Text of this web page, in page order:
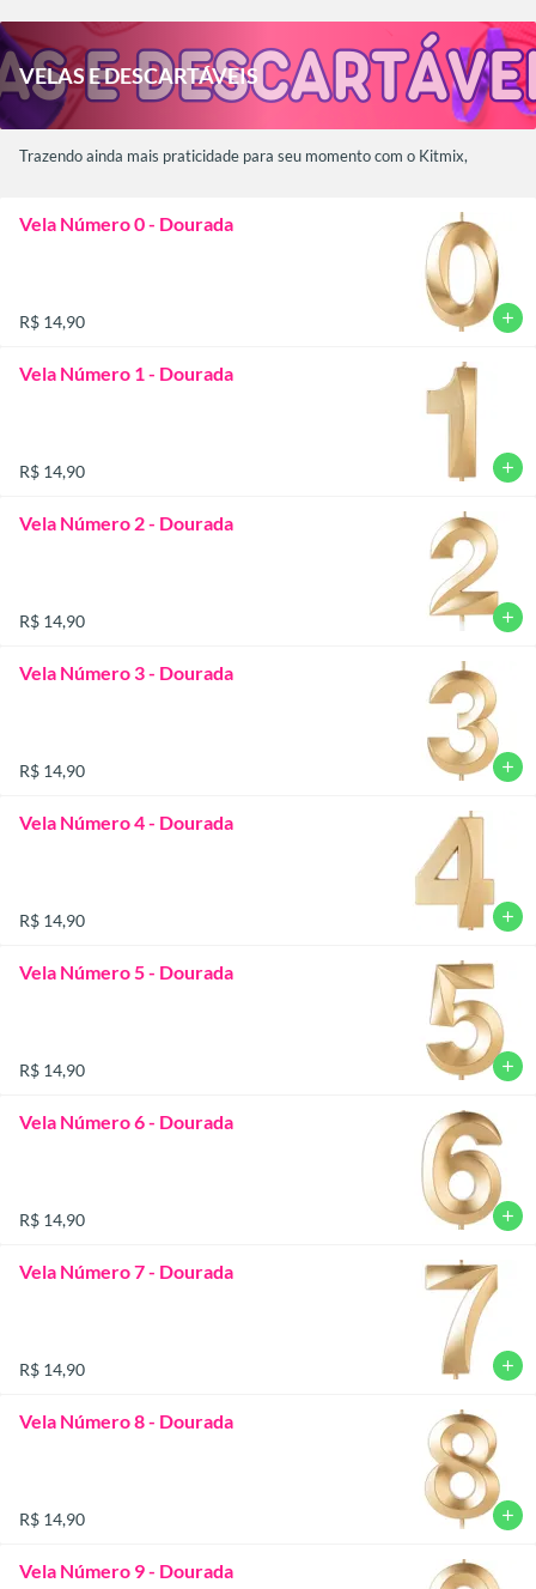
VELAS E DESCARTÁVEIS
Trazendo ainda mais praticidade para seu momento com o Kitmix,
Vela Número 0 - Dourada
R$ 14,90 add
Vela Número 1 - Dourada
R$ 14,90 add
Vela Número 2 - Dourada
R$ 14,90 add
Vela Número 3 - Dourada
R$ 14,90 add
Vela Número 4 - Dourada
R$ 14,90 add
Vela Número 5 - Dourada
R$ 14,90 add
Vela Número 6 - Dourada
R$ 14,90 add
Vela Número 7 - Dourada
R$ 14,90 add
Vela Número 8 - Dourada
R$ 14,90 add
Vela Número 9 - Dourada